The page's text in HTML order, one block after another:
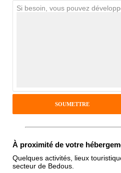
Antispam - Combien font 7x4 (en
chiffres) :
Si besoin, vous pouvez
À proximité de votre
Quelques activités, lieux
secteur de Bedous.